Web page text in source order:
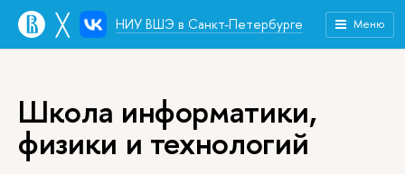
╳ НИУ ВШЭ в Санкт-Петербурге Меню
Школа информатики,
физики и технологий